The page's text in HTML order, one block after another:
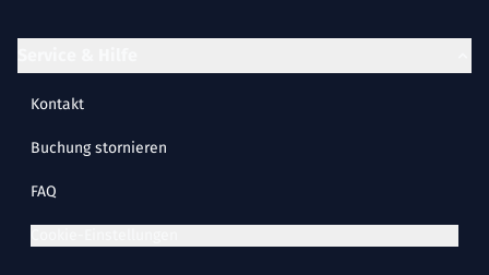
Kontakt
Buchung stornieren
FAQ